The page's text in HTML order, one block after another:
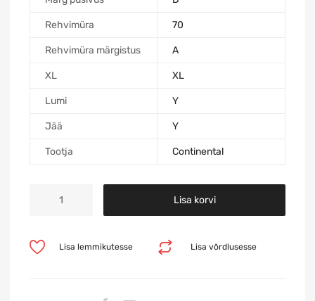
Rehvimüra 70
Rehvimüra märgistus A
XL XL
Lumi Y
Jää Y
Tootja Continental
Lisa korvi
Lisa võrdlusesse
Lisa lemmikutesse